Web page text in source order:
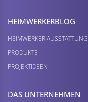
HEIMWERKER­BLOG
HEIMWERKER AUSSTATTUNG
PRODUKTE
PROJEKTIDEEN
DAS UNTERNEHMEN